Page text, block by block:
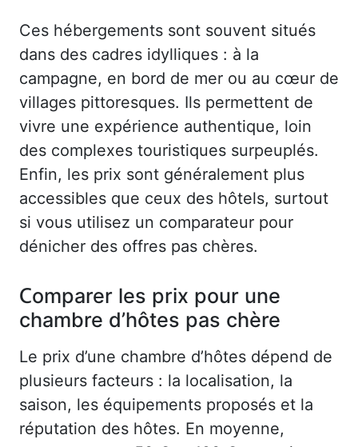
Ces hébergements sont souvent situés
dans des cadres idylliques : à la
campagne, en bord de mer ou au cœur de
villages pittoresques. Ils permettent de
vivre une expérience authentique, loin
des complexes touristiques surpeuplés.
Enfin, les prix sont généralement plus
accessibles que ceux des hôtels, surtout
si vous utilisez un comparateur pour
dénicher des offres pas chères.
Comparer les prix pour une
chambre d’hôtes pas chère
Le prix d’une chambre d’hôtes dépend de
plusieurs facteurs : la localisation, la
saison, les équipements proposés et la
réputation des hôtes. En moyenne,